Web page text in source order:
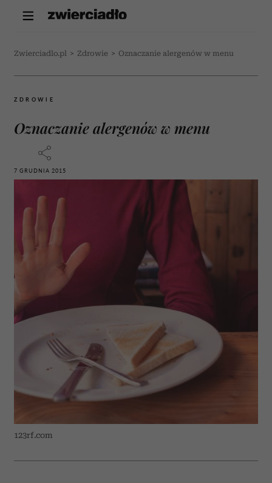
Zwierciadlo.pl > Zdrowie > Oznaczanie alergenów w menu
ZDROWIE
Oznaczanie alergenów w menu
7 GRUDNIA 2015
123rf.com